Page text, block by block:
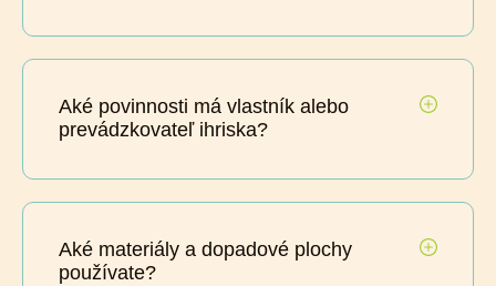
Aké povinnosti má vlastník alebo
prevádzkovateľ ihriska?
Aké materiály a dopadové plochy
používate?